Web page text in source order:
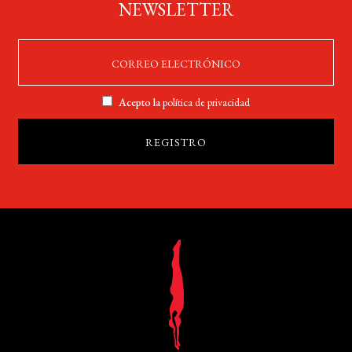
NEWSLETTER
Acepto lapolítica de privacidad